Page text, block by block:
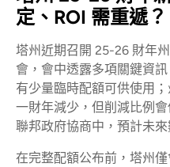
定、ROI 需重遞？
塔州近期召開 25-26 財年
會，會中透露多項關鍵資
有少量臨時配額可供使用
一財年減少，但削減比例
聯邦政府協商中，預計未
在完整配額公布前，塔州